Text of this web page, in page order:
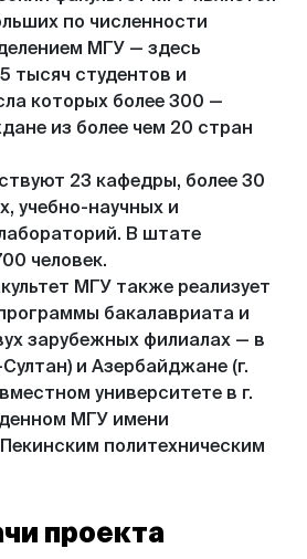
по численности
МГУ — здесь
тысяч студентов и
которых более 300 —
из более чем 20 стран
23 кафедры, более 30
учебно-научных и
В штате
человек.
МГУ также реализует
бакалавриата и
зарубежных филиалах — в
и Азербайджане (г.
университете в г.
МГУ имени
политехническим
проекта